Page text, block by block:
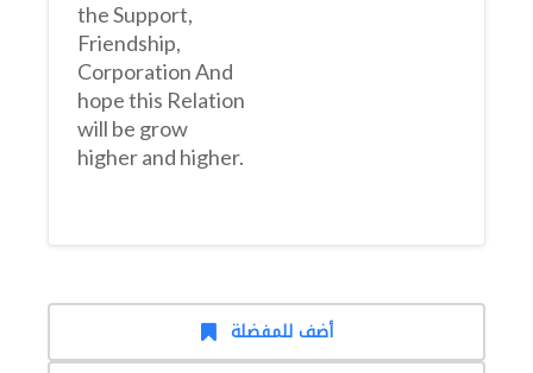
the Support,
Friendship,
Corporation And
hope this Relation
will be grow
higher and higher.
أضف للمفضلة